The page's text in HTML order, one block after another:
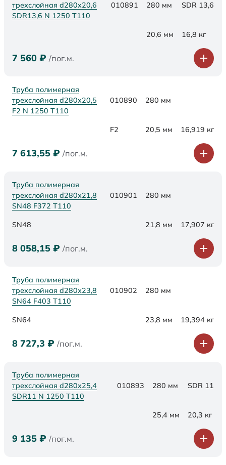
трехслойная d280x20,6
SDR13,6 N 1250 Т110
010891 280 мм SDR 13,6
20,6 мм 16,8 кг
7 560 ₽ /пог.м.
Труба полимерная
трехслойная d280x20,5
F2 N 1250 Т110
010890 280 мм
F2 20,5 мм 16,919 кг
7 613,55 ₽ /пог.м.
Труба полимерная
трехслойная d280х21,8
SN48 F372 Т110
010901 280 мм
SN48 21,8 мм 17,907 кг
8 058,15 ₽ /пог.м.
Труба полимерная
трехслойная d280х23,8
SN64 F403 Т110
010902 280 мм
SN64 23,8 мм 19,394 кг
8 727,3 ₽ /пог.м.
Труба полимерная
трехслойная d280x25,4
SDR11 N 1250 Т110
010893 280 мм SDR 11
25,4 мм 20,3 кг
9 135 ₽ /пог.м.